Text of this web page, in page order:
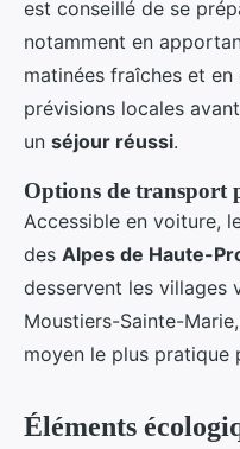
est conseillé de se
notamment en
matinées fraîches et
prévisions locales
un séjour réussi.
Options de transport
Accessible en voiture,
des Alpes de Haute-
desservent les villages
Moustiers-Sainte-
moyen le plus pratique
Éléments